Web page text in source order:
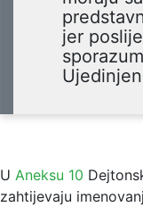
jer
U Aneksu 10
zahtijevaju